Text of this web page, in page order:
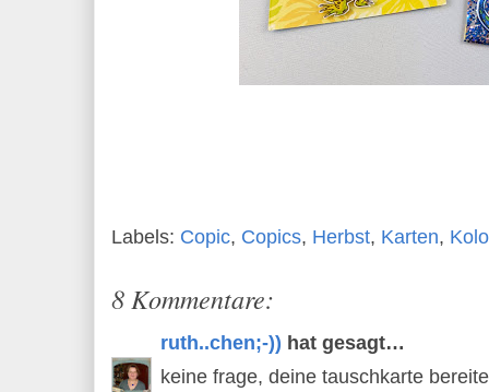
Labels: Copic, Copics, Herbst, Karten,
8 Kommentare:
ruth..chen;-)) hat gesagt…
keine frage, deine tauschkarte